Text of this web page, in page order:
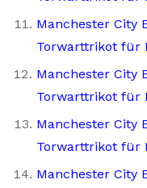
Manchester City
Torwarttrikot für
Manchester City
Torwarttrikot für
Manchester City
Torwarttrikot für
Manchester City